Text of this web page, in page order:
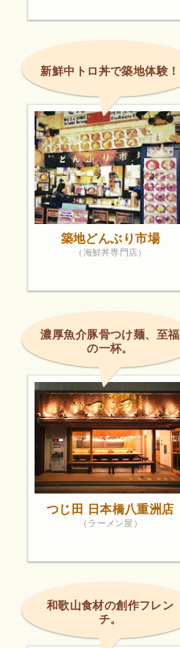
新鮮中トロ丼で築地体験！
築地どんぶり市場
（海鮮丼専門店）
濃厚魚介豚骨つけ麺、至福
の一杯。
つじ田 日本橋八重洲店
（ラーメン屋）
和歌山食材の創作フレン
チ。